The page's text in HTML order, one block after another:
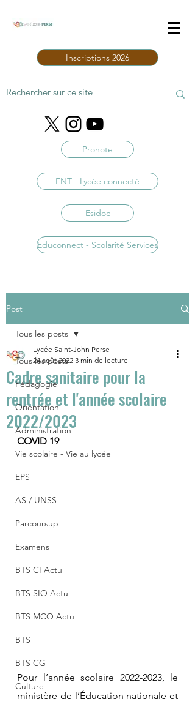
Inscriptions 2026
Pronote
ENT - Lycée connecté
Esidoc
Educonnect - Scolarité Services
Post
Tous les posts
Pédagogie
Orientation
Administration
Vie scolaire - Vie au lycée
EPS
AS / UNSS
Parcoursup
Examens
BTS CI Actu
BTS SIO Actu
BTS MCO Actu
BTS
BTS CG
Culture
Tous les posts
Cadre sanitaire pour la
rentrée et l'année scolaire
2022/2023
Lycée Saint-John Perse
24 août 2022 3 min de lecture
COVID 19
Pour l’année scolaire 2022-2023, le
ministère de l’Éducation nationale et